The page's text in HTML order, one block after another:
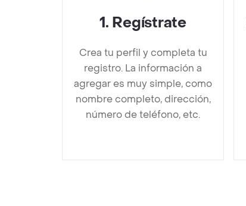
1. Regístrate
Crea tu perfil y completa tu
registro. La información a
agregar es muy simple, como
nombre completo, dirección,
número de teléfono, etc.